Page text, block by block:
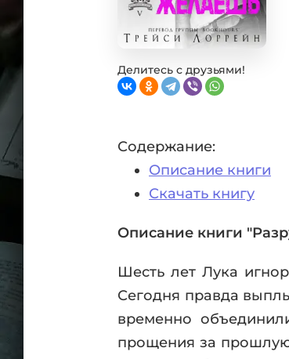
Делитесь с друзьями!
Содержание:
Описание книги
Скачать книгу
Описание книги
Шесть лет Лука
Сегодня правда
временно
прощения за прошлую